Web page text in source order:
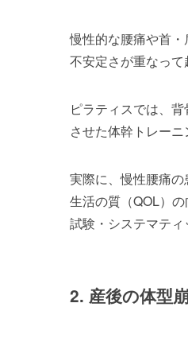
慢性的な腰痛や首
不安定さが重なって
ピラティスでは、
させた体幹トレー
実際に、慢性腰痛
生活の質（QOL）
試験・システマティ
2. 産後の体型